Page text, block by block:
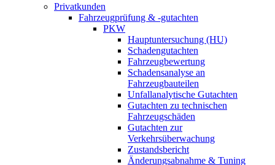
Privatkunden
Fahrzeugprüfung & -gutachten
PKW
Hauptuntersuchung (HU)
Schadengutachten
Fahrzeugbewertung
Schadensanalyse an
Fahrzeugbauteilen
Unfallanalytische Gutachten
Gutachten zu technischen
Fahrzeugschäden
Gutachten zur
Verkehrsüberwachung
Zustandsbericht
Änderungsabnahme & Tuning